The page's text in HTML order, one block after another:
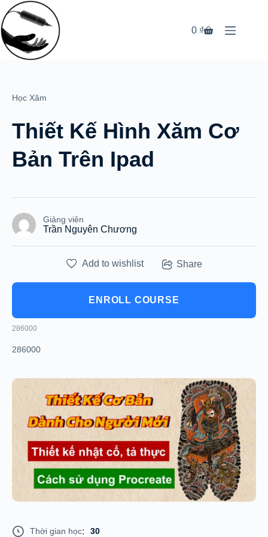
Chuyển
đến
phần
nội
dung
Giỏ
0 ₫
Học Xăm
Thiết Kế Hình Xăm Cơ
Bản Trên Ipad
Giảng viên
Trần Nguyên Chương
Add to wishlist Share
ENROLL COURSE
286000
286000
Thời gian học: 30